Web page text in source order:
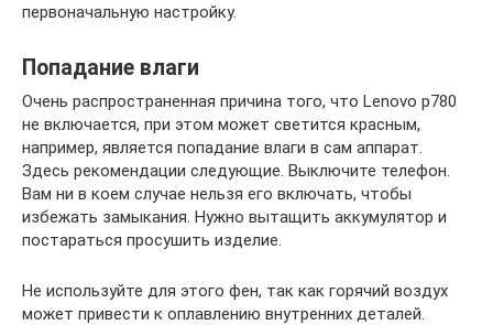
первоначальную настройку.
Попадание влаги
Очень распространенная причина того, что Lenovo p780
не включается, при этом может светится красным,
например, является попадание влаги в сам аппарат.
Здесь рекомендации следующие. Выключите телефон.
Вам ни в коем случае нельзя его включать, чтобы
избежать замыкания. Нужно вытащить аккумулятор и
постараться просушить изделие.
Не используйте для этого фен, так как горячий воздух
может привести к оплавлению внутренних деталей.